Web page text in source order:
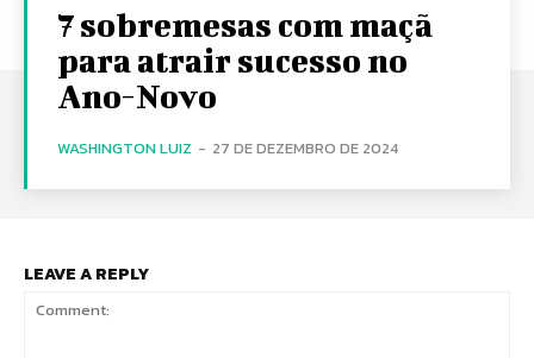
7 sobremesas com maçã
para atrair sucesso no
Ano-Novo
WASHINGTON LUIZ - 27 DE DEZEMBRO DE 2024
LEAVE A REPLY